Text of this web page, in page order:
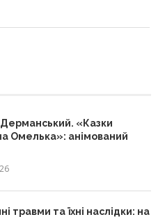
«Казки
Омелька»: анімований
травми та їхні наслідки: на